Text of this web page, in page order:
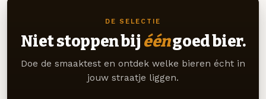
DE SELECTIE
Niet stoppen bij ééngoed bier.
Doe de smaaktest en ontdek welke bieren écht in
jouw straatje liggen.